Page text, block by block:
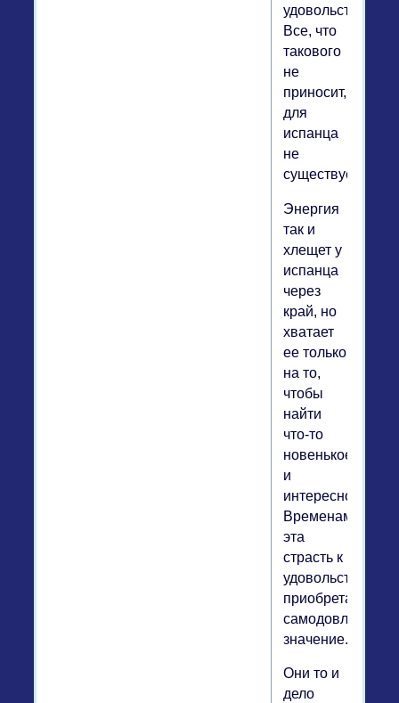
удовольствие.
Все, что
такового
не
приносит,
для
испанца
не
существует.
Энергия
так и
хлещет у
испанца
через
край, но
хватает
ее только
на то,
чтобы
найти
что-то
новенькое
и
интересное.
Временами
эта
страсть к
удовольствию
приобретает
самодовлеющее
значение.
Они то и
дело